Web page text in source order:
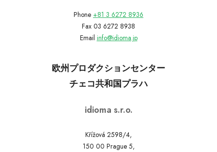
Phone +81 3 6272 8936
Fax 03 6272 8938
Email info@idioma.jp
欧州プロダクションセンター
チェコ共和国プラハ
idioma s.r.o.
Křížová 2598/4,
150 00 Prague 5,